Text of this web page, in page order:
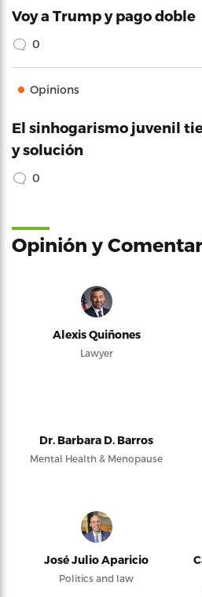
Voy a Trump y pago doble
0
Opinions
El sinhogarismo juvenil
y solución
0
Opinión y
Alexis Quiñones
Lawyer
Dr. Barbara D. Barros
Mental Health & Menopause
José Julio Aparicio
Politics and law